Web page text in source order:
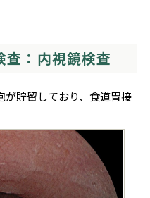
査：内視鏡検査
が貯留しており、食道胃接